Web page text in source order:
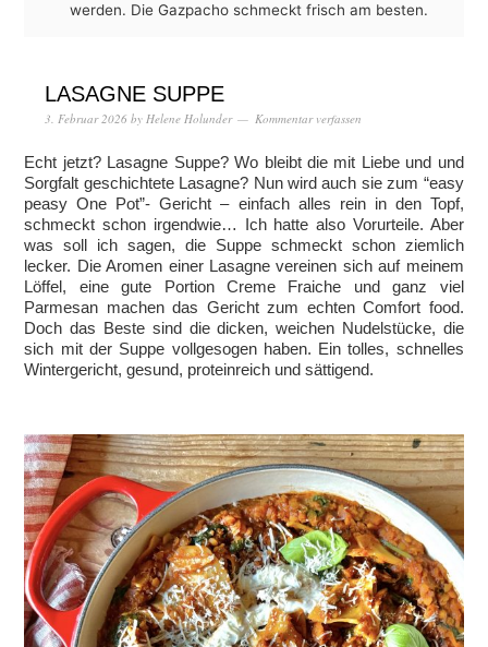
werden. Die Gazpacho schmeckt frisch am besten.
LASAGNE SUPPE
3. Februar 2026 by Helene Holunder Kommentar verfassen
Echt jetzt? Lasagne Suppe? Wo bleibt die mit Liebe und und
Sorgfalt geschichtete Lasagne? Nun wird auch sie zum “easy
peasy One Pot”- Gericht – einfach alles rein in den Topf,
schmeckt schon irgendwie… Ich hatte also Vorurteile. Aber
was soll ich sagen, die Suppe schmeckt schon ziemlich
lecker. Die Aromen einer Lasagne vereinen sich auf meinem
Löffel, eine gute Portion Creme Fraiche und ganz viel
Parmesan machen das Gericht zum echten Comfort food.
Doch das Beste sind die dicken, weichen Nudelstücke, die
sich mit der Suppe vollgesogen haben. Ein tolles, schnelles
Wintergericht, gesund, proteinreich und sättigend.